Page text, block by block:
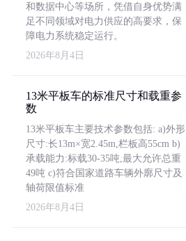
和数据中心等场所，凭借自身优势满
足不同领域对电力供应的高要求，保
障电力系统稳定运行。
2026年8月4日
13米平板车的标准尺寸和载重参
数
13米平板车主要技术参数包括: a)外形
尺寸:长13m×宽2.45m,栏板高55cm b)
承载能力:标载30-35吨,最大允许总重
49吨 c)符合国家道路车辆外廓尺寸及
轴荷限值标准
2026年8月4日